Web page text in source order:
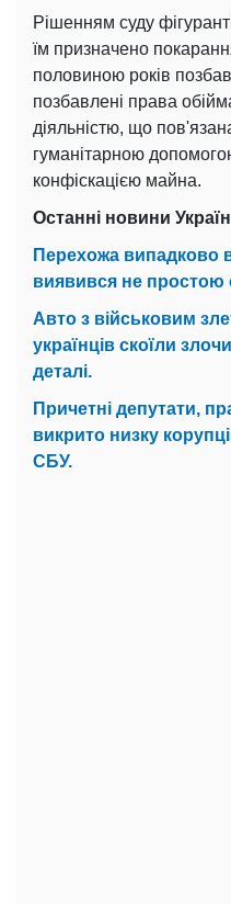
Рішенням суду
їм призначено
половиною років
позбавлені права
діяльністю, що
гуманітарною
конфіскацією майна.
Останні новини
Перехожа випадково
виявився не
Авто з військовим
українців скоїли
деталі.
Причетні депутати,
викрито низку
СБУ.